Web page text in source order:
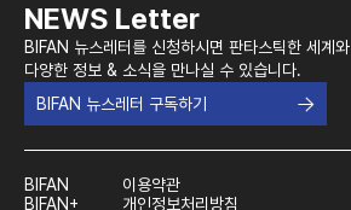
NEWS Letter
BIFAN 뉴스레터를 신청하시면 판타스틱한 세계와
다양한 정보 & 소식을 만나실 수 있습니다.
BIFAN 뉴스레터 구독하기
BIFAN
BIFAN+
이용약관
개인정보처리방침